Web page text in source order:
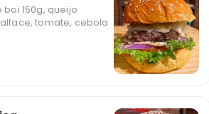
150g, queijo
tomate, cebola